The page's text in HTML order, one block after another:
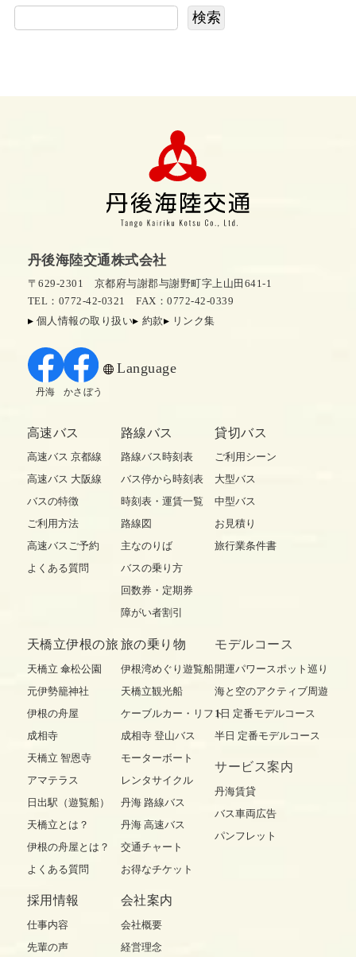
検索
丹後海陸交通株式会社
〒629-2301 京都府与謝郡与謝野町字上山田641-1
TEL：0772-42-0321
FAX：0772-42-0339
個人情報の取り扱い
約款 リンク集
Language
丹海 かさぼう
高速バス
高速バス 京都線
高速バス 大阪線
バスの特徴
ご利用方法
高速バスご予約
よくある質問
路線バス
路線バス時刻表
バス停から時刻表
時刻表・運賃一覧
路線図
主なのりば
バスの乗り方
回数券・定期券
障がい者割引
貸切バス
ご利用シーン
大型バス
中型バス
お見積り
旅行業条件書
天橋立伊根の旅
天橋立 傘松公園
元伊勢籠神社
伊根の舟屋
成相寺
天橋立 智恩寺
アマテラス
日出駅（遊覧船）
天橋立とは？
伊根の舟屋とは？
よくある質問
旅の乗り物
伊根湾めぐり遊覧船
天橋立観光船
ケーブルカー・リフト
成相寺 登山バス
モーターボート
レンタサイクル
丹海 路線バス
丹海 高速バス
交通チャート
お得なチケット
モデルコース
開運パワースポット巡り
海と空のアクティブ周遊
1日 定番モデルコース
半日 定番モデルコース
サービス案内
丹海賃貸
バス車両広告
パンフレット
採用情報
仕事内容
先輩の声
会社案内
会社概要
経営理念